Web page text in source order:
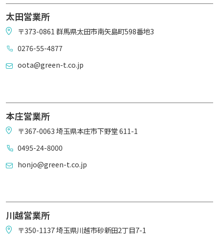
太田営業所
〒373-0861 群馬県太田市南矢島町598番地3
0276-55-4877
oota@green-t.co.jp
本庄営業所
〒367-0063 埼玉県本庄市下野堂 611-1
0495-24-8000
honjo@green-t.co.jp
川越営業所
〒350-1137 埼玉県川越市砂新田2丁目7-1